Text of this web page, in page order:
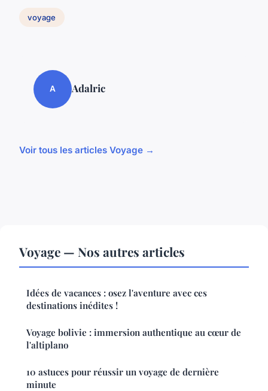
voyage
A Adalric
Voir tous les articles Voyage →
Voyage — Nos autres articles
Idées de vacances : osez l'aventure avec ces
destinations inédites !
Voyage bolivie : immersion authentique au cœur de
l'altiplano
10 astuces pour réussir un voyage de dernière
minute